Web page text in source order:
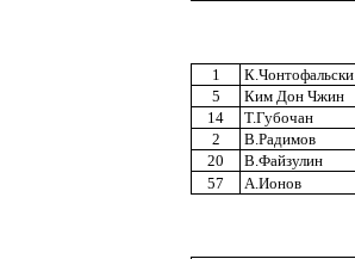
1
К.Чонтофальски
5
Ким Дон Чжин
14
Т.Губочан
2
В.Радимов
20
В.Файзулин
57
А.Ионов